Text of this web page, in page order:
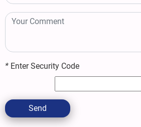
* Enter Security Code
Send